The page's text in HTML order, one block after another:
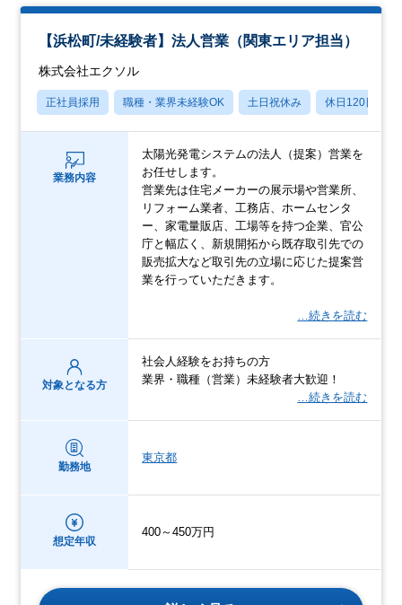
【浜松町/未経験者】法人営業（関東エリア担当）
株式会社エクソル
正社員採用 職種・業界未経験OK 土日祝休み 休日120日以上
業務内容
太陽光発電システムの法人（提案）営業を
お任せします。
営業先は住宅メーカーの展示場や営業所、
リフォーム業者、工務店、ホームセンタ
ー、家電量販店、工場等を持つ企業、官公
庁と幅広く、新規開拓から既存取引先での
販売拡大など取引先の立場に応じた提案営
業を行っていただきます。
…続きを読む
対象となる方
社会人経験をお持ちの方
業界・職種（営業）未経験者大歓迎！
…続きを読む
勤務地
東京都
想定年収
400～450万円